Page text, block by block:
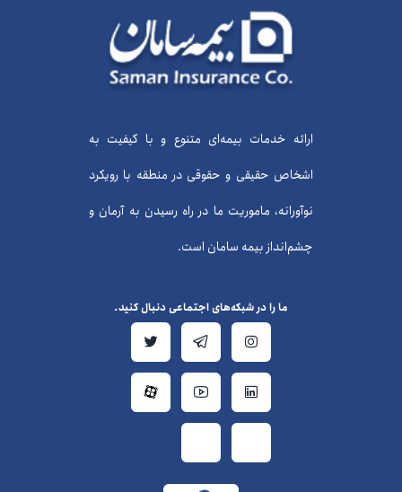
ارائه خدمات بیمه‌ای متنوع و با کیفیت به
اشخاص حقیقی و حقوقی در منطقه با رویکرد
نوآورانه، ماموریت ما در راه رسیدن به آرمان و
چشم‌انداز بیمه سامان است.
ما را در شبکه‌های اجتماعی دنبال کنید.